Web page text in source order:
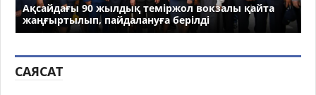
Ақсайдағы 90 жылдық теміржол вокзалы қайта
жаңғыртылып, пайдалануға берілді
САЯСАТ